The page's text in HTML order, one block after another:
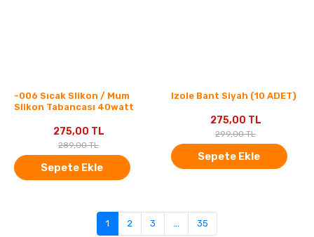
-006 Sıcak Slikon / Mum
Slikon Tabancası 40watt
275,00 TL
289,00 TL
Sepete Ekle
Izole Bant Siyah (10 ADET)
275,00 TL
299,00 TL
Sepete Ekle
1 2 3 ... 35